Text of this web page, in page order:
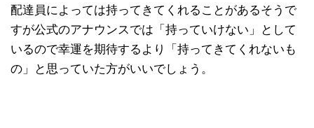
配達員によっては持ってきてくれることがあるそうで
すが公式のアナウンスでは「持っていけない」として
いるので幸運を期待するより「持ってきてくれないも
の」と思っていた方がいいでしょう。